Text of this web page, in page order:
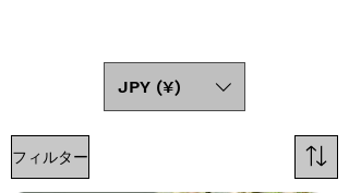
JPY (¥)
フィルター